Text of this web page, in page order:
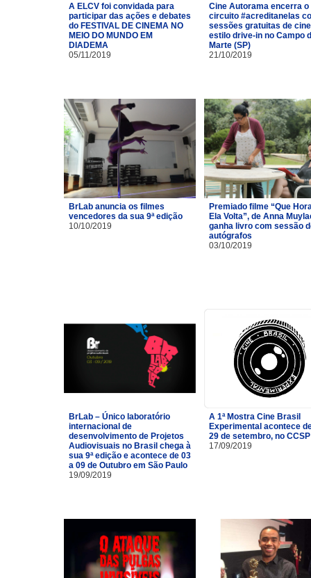
A ELCV foi convidada para
participar das ações e debates
do FESTIVAL DE CINEMA NO
MEIO DO MUNDO EM
DIADEMA
05/11/2019
Cine Autorama encerra o
circuito #acreditanelas
sessões gratuitas de
estilo drive-in no Campo
Marte (SP)
21/10/2019
BrLab anuncia os filmes
vencedores da sua 9ª edição
10/10/2019
Premiado filme “Que
Ela Volta”, de Anna
ganha livro com sessão
autógrafos
03/10/2019
BrLab – Único laboratório
internacional de
desenvolvimento de Projetos
Audiovisuais no Brasil chega à
sua 9ª edição e acontece de 03
a 09 de Outubro em São Paulo
19/09/2019
A 1ª Mostra Cine Brasil
Experimental acontece
29 de setembro, no CCSP
17/09/2019